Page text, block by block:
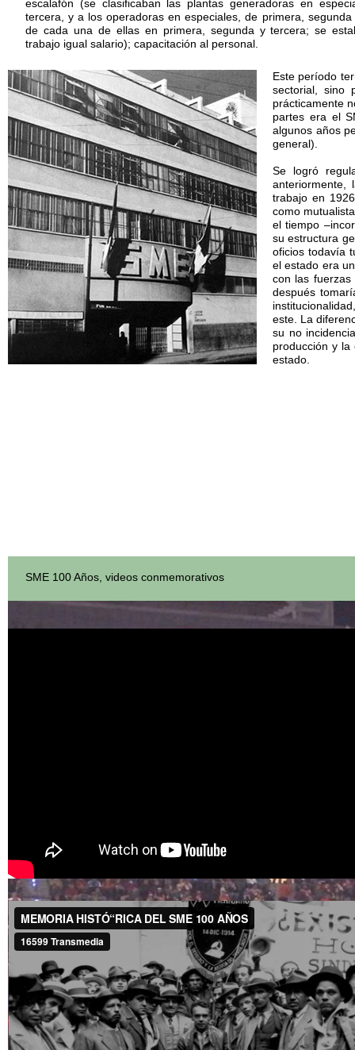
escalafón (se clasificaban las plantas generadoras en
tercera, y a los operadoras en especiales, de primera,
de cada una de ellas en primera, segunda y tercera; se
trabajo igual salario); capacitación al personal.
Este período
sectorial, sino
prácticamente
partes era el
algunos años
general).
Se logró
anteriormente,
trabajo en
como
el tiempo
su estructura
oficios todavía
el estado era
con las fuerzas
después
este. La
su no
producción y
estado.
SME 100 Años, videos conmemorativos